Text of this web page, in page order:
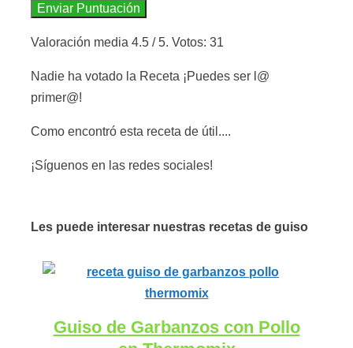
Enviar Puntuación
Valoración media 4.5 / 5. Votos: 31
Nadie ha votado la Receta ¡Puedes ser l@
primer@!
Como encontró esta receta de útil....
¡Síguenos en las redes sociales!
Les puede interesar nuestras recetas de guiso
Guiso de Garbanzos con Pollo